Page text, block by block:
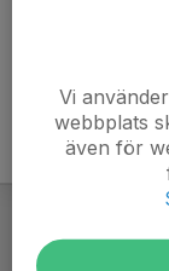
Vi
webbplats
även för